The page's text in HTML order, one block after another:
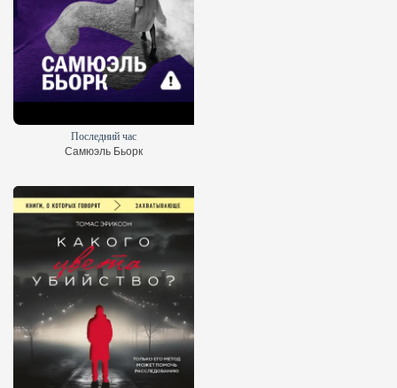
Последний час
Самюэль Бьорк
Стая
Франк Шетцинг